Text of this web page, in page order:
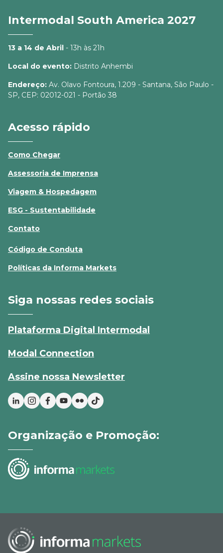
Intermodal South America 2027
13 a 14 de Abril - 13h às 21h
Local do evento: Distrito Anhembi
Endereço: Av. Olavo Fontoura, 1.209 - Santana, São Paulo -
SP, CEP: 02012-021 - Portão 38
Acesso rápido
Como Chegar
Assessoria de Imprensa
Viagem & Hospedagem
ESG - Sustentabilidade
Contato
Código de Conduta
Políticas da Informa Markets
Siga nossas redes sociais
Plataforma Digital Intermodal
Modal Connection
Assine nossa Newsletter
Organização e Promoção: